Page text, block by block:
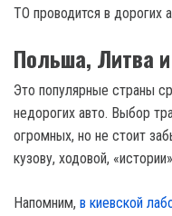
ТО проводится в дорогих
Польша, Литва
Это популярные страны
недорогих авто. Выбор
огромных, но не стоит
кузову, ходовой,
Напомним, в киевской